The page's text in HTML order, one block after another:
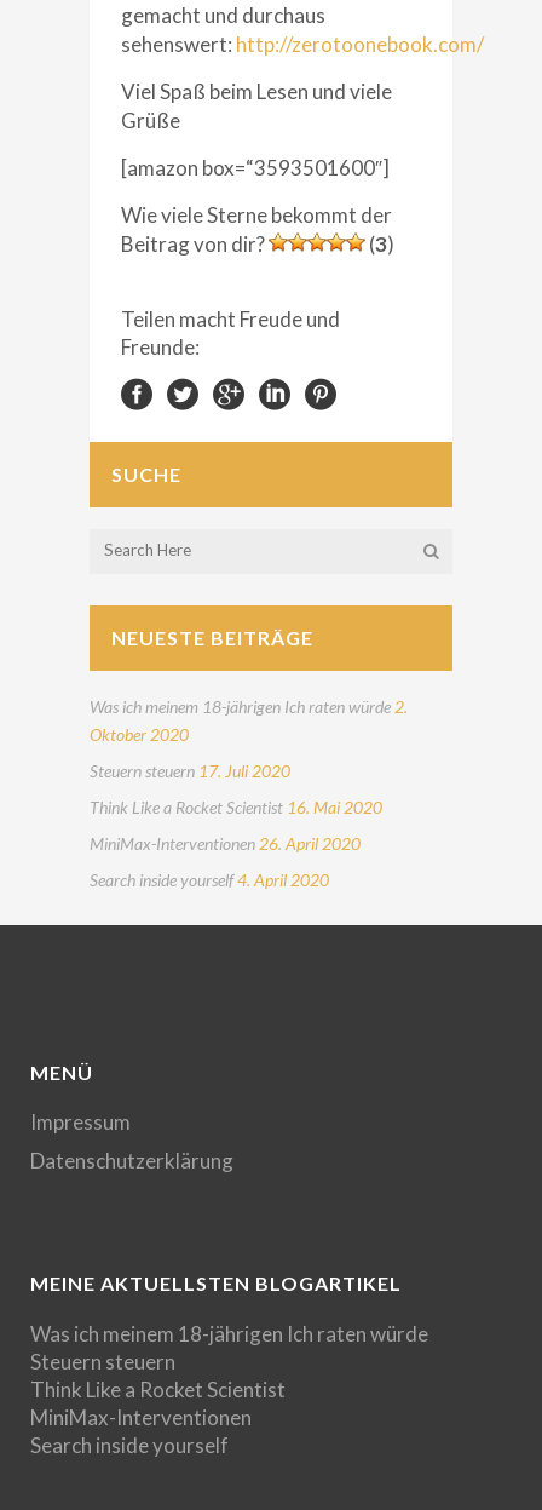
gemacht und durchaus
sehenswert: http://zerotoonebook.com/
Viel Spaß beim Lesen und viele
Grüße
[amazon box=“3593501600″]
Wie viele Sterne bekommt der
Beitrag von dir?
(3)
Teilen macht Freude und
Freunde:
SUCHE
NEUESTE BEITRÄGE
Was ich meinem 18-jährigen Ich raten würde 2.
Oktober 2020
Steuern steuern 17. Juli 2020
Think Like a Rocket Scientist 16. Mai 2020
MiniMax-Interventionen 26. April 2020
Search inside yourself4. April 2020
MENÜ
Impressum
Datenschutzerklärung
MEINE AKTUELLSTEN BLOGARTIKEL
Was ich meinem 18-jährigen Ich raten würde
Steuern steuern
Think Like a Rocket Scientist
MiniMax-Interventionen
Search inside yourself